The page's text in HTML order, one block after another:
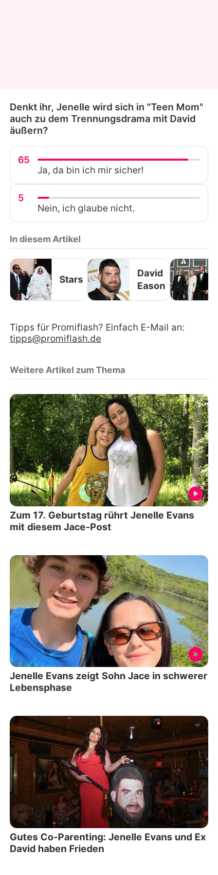
Denkt ihr, Jenelle wird sich in "Teen Mom"
auch zu dem Trennungsdrama mit David
äußern?
65
Ja, da bin ich mir sicher!
5
Nein, ich glaube nicht.
In diesem Artikel
Stars
David
Eason
Tipps für Promiflash? Einfach E-Mail an:
tipps@promiflash.de
Weitere Artikel zum Thema
Zum 17. Geburtstag rührt Jenelle Evans
mit diesem Jace-Post
Jenelle Evans zeigt Sohn Jace in schwerer
Lebensphase
Gutes Co-Parenting: Jenelle Evans und Ex
David haben Frieden